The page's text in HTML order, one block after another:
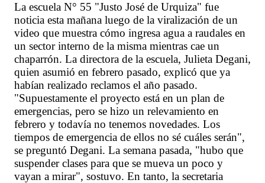
La escuela N° 55 "Justo José de Urquiza" fue
noticia esta mañana luego de la viralización de un
video que muestra cómo ingresa agua a raudales en
un sector interno de la misma mientras cae un
chaparrón. La directora de la escuela, Julieta Degani,
quien asumió en febrero pasado, explicó que ya
habían realizado reclamos el año pasado.
"Supuestamente el proyecto está en un plan de
emergencias, pero se hizo un relevamiento en
febrero y todavía no tenemos novedades. Los
tiempos de emergencia de ellos no sé cuáles serán",
se preguntó Degani. La semana pasada, "hubo que
suspender clases para que se mueva un poco y
vayan a mirar", sostuvo. En tanto, la secretaria